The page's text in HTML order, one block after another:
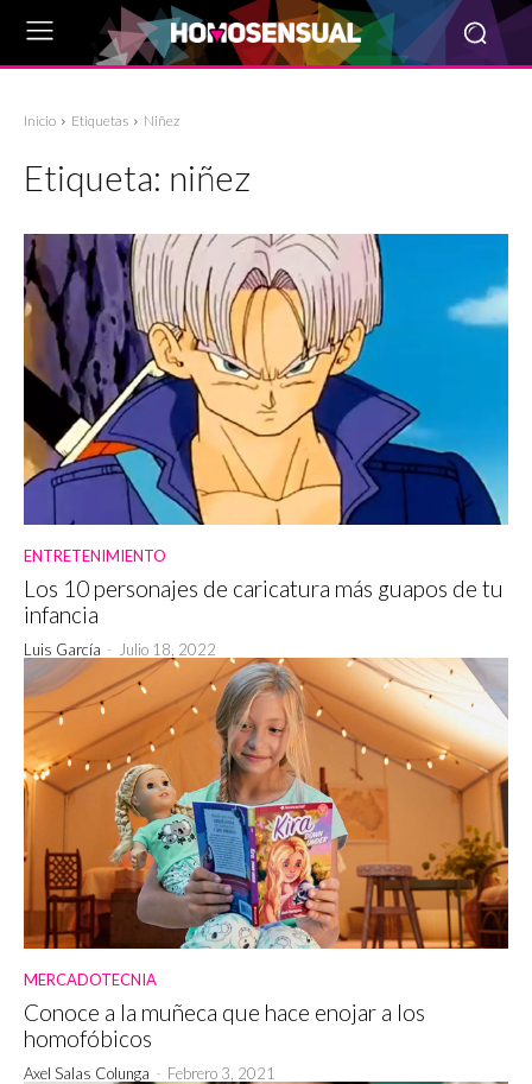
Inicio Etiquetas Niñez
Etiqueta: niñez
ENTRETENIMIENTO
Los 10 personajes de caricatura más guapos de tu
infancia
Luis García - Julio 18, 2022
MERCADOTECNIA
Conoce a la muñeca que hace enojar a los
homofóbicos
Axel Salas Colunga - Febrero 3, 2021